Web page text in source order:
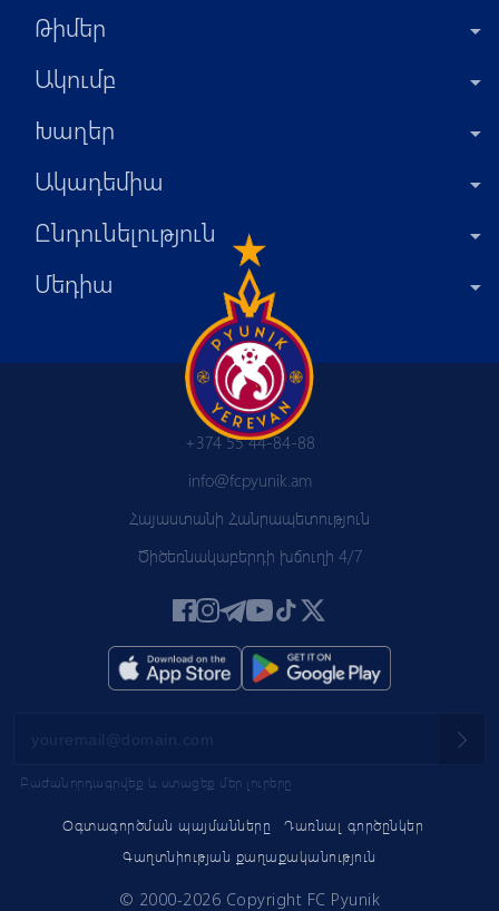
Թիմեր
Ակումբ
Խաղեր
Ակադեմիա
Ընդունելություն
Մեդիա
Օգտագործման պայմանները
Դառնալ գործընկեր
Գաղտնիության քաղաքականություն
+374 55 44-84-88
info@fcpyunik.am
Հայաստանի Հանրապետություն
Ծիծեռնակաբերդի խճուղի 4/7
Բաժանորդագրվեք և ստացեք մեր լուրերը
© 2000-2026 Copyright FC Pyunik